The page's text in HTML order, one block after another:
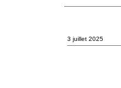
3 juillet 2025